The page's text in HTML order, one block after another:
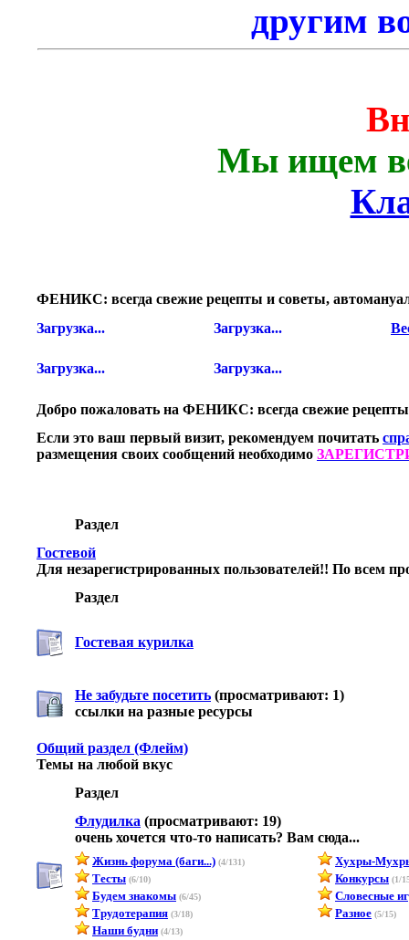
другим
Мы ищем
ФЕНИКС: всегда свежие рецепты и советы,
Загрузка...
Загрузка...
Загрузка... Загрузка...
Добро пожаловать на ФЕНИКС: всегда свежие
Если это ваш первый визит, рекомендуем почитать
размещения своих сообщений необходимо
Раздел
Гостевой
Для незарегистрированных пользователей!! По всем
Раздел
Гостевая курилка
Не забудьте посетить (просматривают: 1)
ссылки на разные ресурсы
Общий раздел (Флейм)
Темы на любой вкус
Раздел
Флудилка (просматривают: 19)
очень хочется что-то написать? Вам сюда...
Жизнь форума (баги...) (4/131)
Хухры-
Тесты (6/10) Конкурсы (1/
Будем знакомы (6/45)
Словесные
Трудотерапия (3/18) Разное (5/15)
Наши будни (4/13)